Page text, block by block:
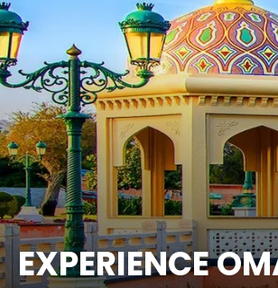
EXPERIENCE